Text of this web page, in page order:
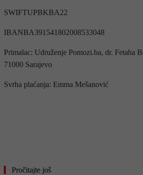
SWIFTUPBKBA22
IBANBA391541802008533048
Primalac: Udruženje Pomozi.ba, dr. Fetaha
71000 Sarajevo
Svrha plaćanja: Emma Mešanović
Pročitajte još